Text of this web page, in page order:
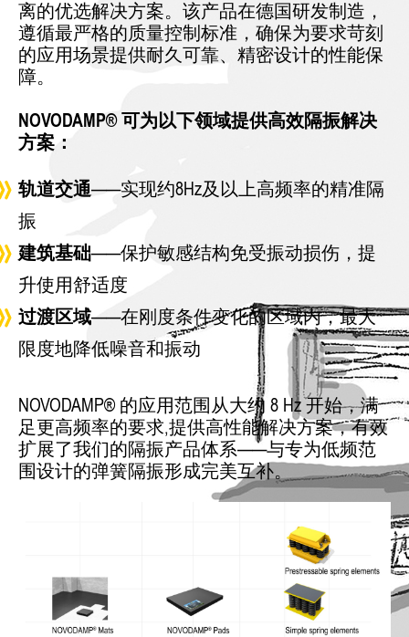
离的优选解决方案。该产品在德国研发制造，
遵循最严格的质量控制标准，确保为要求苛刻
的应用场景提供耐久可靠、精密设计的性能保
障。
NOVODAMP® 可为以下领域提供高效隔振解决
方案：
轨道交通——实现约8Hz及以上高频率的精准隔
振
建筑基础——保护敏感结构免受振动损伤，提
升使用舒适度
过渡区域——在刚度条件变化的区域内，最大
限度地降低噪音和振动
NOVODAMP® 的应用范围从大约 8 Hz 开始，满
足更高频率的要求,提供高性能解决方案，有效
扩展了我们的隔振产品体系——与专为低频范
围设计的弹簧隔振形成完美互补。